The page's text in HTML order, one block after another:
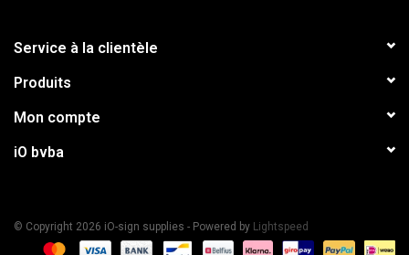
Service à la clientèle
Produits
Mon compte
iO bvba
© Copyright 2026 iO-sign supplies - Powered by Lightspeed